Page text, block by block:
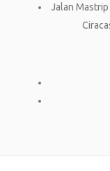
Jalan Mastrip